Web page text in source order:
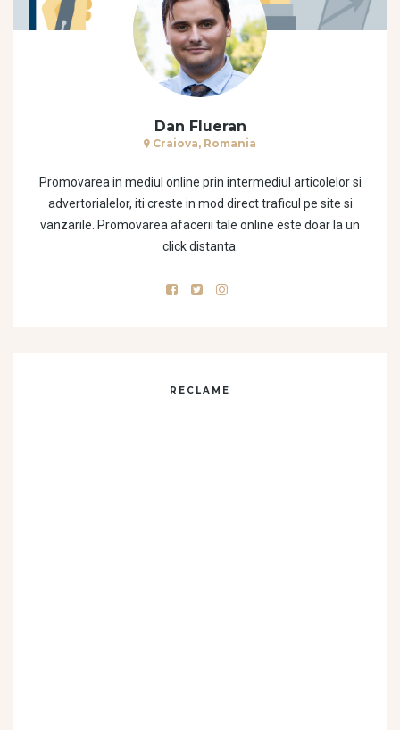
Dan Flueran
Craiova, Romania
Promovarea in mediul online prin intermediul articolelor si
advertorialelor, iti creste in mod direct traficul pe site si
vanzarile. Promovarea afacerii tale online este doar la un
click distanta.
RECLAME